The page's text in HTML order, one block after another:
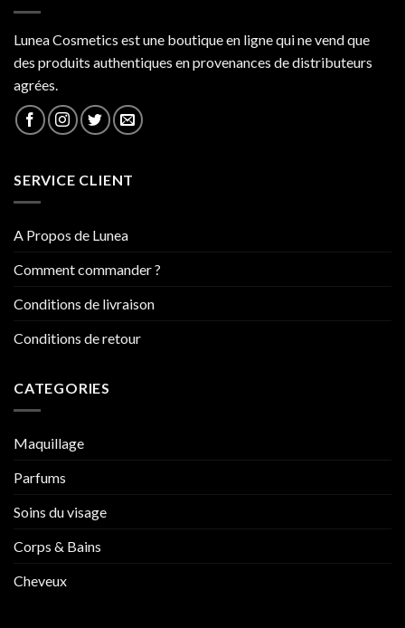
Lunea Cosmetics est une boutique en ligne qui ne vend que
des produits authentiques en provenances de distributeurs
agrées.
SERVICE CLIENT
A Propos de Lunea
Comment commander ?
Conditions de livraison
Conditions de retour
CATEGORIES
Maquillage
Parfums
Soins du visage
Corps & Bains
Cheveux